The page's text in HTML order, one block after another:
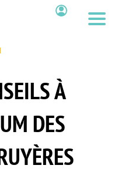
À
DES